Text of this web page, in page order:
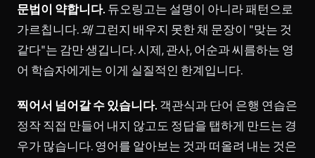
문법이 약합니다. 듀오링고는 설명이 아니라 패턴으로
가르칩니다. 왜그런지 배우지 못한 채 문장이 "맞는 것
같다"는 감만 생깁니다. 시제, 관사, 어순과 씨름하는 영
어 학습자에게는 이게 실질적인 한계입니다.
찍어서 넘어갈 수 있습니다. 객관식과 단어 은행 연습은
정작 직접 만들어 내지 않고도 정답을 탭하게 만드는 경
우가 많습니다. 영어를 알아보는 것과 떠올려 내는 것은